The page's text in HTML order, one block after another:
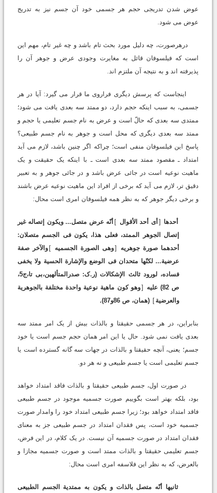
عوض شدن تدریجى حجم هر جسمى خود آن جسم نیز به تدریج
عوض مى شود.
درهرصورت، چه دلیل مورد بحث تام باشد و چه غیر تام، مهم این
است که فیلسوفان قائل به مغایرت وجودى عرض و جوهر آن را
پذیرفته اند و به نتیجه آن ملتزم اند.
اینجاست که پرسش دیگرى فراروى ما قرار مى گیرد: آیا در هر
جسمى، به سبب اینکه حجم دارد، دو ممتد سه بعدى یافت مى شود؛
ممتدى سه بعدى که حالّ است و عرض به نام جسم تعلیمى یا حجم و
ممتد سه بعدى دیگرى که محل است و جوهر به نام جسم طبیعى؟
پاسخ این فیلسوفان منفى است؛ چراکه اگر چنین باشد، لازم مى آید
امتداد ـ مقصود ممتد سه بعدى است ـ با اینکه یک حقیقت و یک
ماهیت نوعیه است در جائى عرض باشد و در جائى جوهر و به تعبیر
دقیق تر، لازم مى آید که برخى از افراد این ماهیت نوعیه عرض باشند
و برخى دیگر جوهر که به نظر همه فیلسوفان امرى است محال:
أحدها [ أى أحد الأقوال ] أنّه عرض متصل... ویکون إتصاله غیر
إتصال الجوهر الممتد، فعلى هذا، یکون فى الجسم متصلان:
أحدهما صورة جوهریه
[وهى الصورة الجسمیه ] والآخر صفة
عرضیة... لکنّها متحدان فى الوضع والإشارة الحسیة ولا یخفى
فساده، لورود ثالث الإشکالات (ر.ک: صدرالمتألهین،بى تا،ج5،
ص 82) علیه
[وهو کون ماهیة نوعیة واحدة مختلفة بالجوهریة
والعرضیة ] (همان، ص 86و87).
بنابراین، در هر جسمى حقیقتا و بالذات بیش از یک امر ممتد سه
بعدى یافت نمى شود. حال یا این امر همان حجم جسم است یا خود
جسم؛ یعنى، آنچه حقیقتا و بالذات در جهات سه گانه گسترده است یا
جسم تعلیمى است یا جسم طبیعى و نه هر دو.
در صورت اول، جسم طبیعى حقیقتا و بالذات فاقد امتداد خواهد
بود، بلکه بهتر است بگوییم صورت جسمیه موجود در جسم طبیعى
فاقد امتداد خواهد بود؛ زیرا جسم طبیعى امتداد خود را وامدار صورت
جسمیه خود است، پس فقدان امتداد در جسم طبیعى جز به معناى
فقدان امتداد در صورت جسمیه آن نیست. در یک کلام، در این فرض،
جسم تعلیمى حقیقتا و بالذات ممتد است و صورت جسمیه مجازا و
بالعرض، که به نظر این فلاسفه امرى است محال:
ثانیها أنّه متصل بالذات و یکون به ممتدیة الجسم الطبیعى